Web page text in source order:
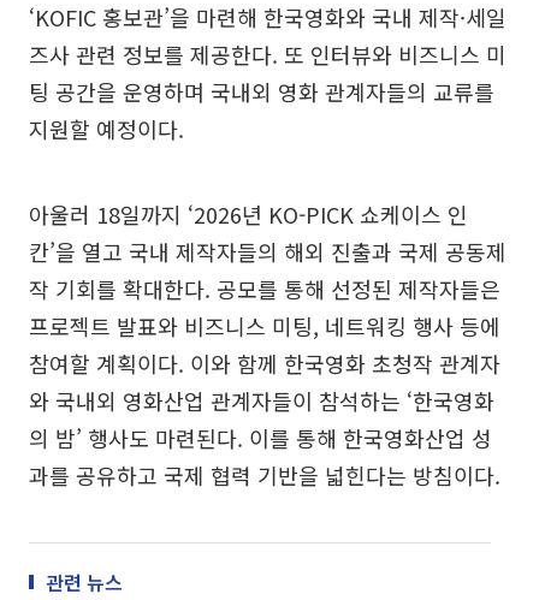
‘KOFIC 홍보관’을 마련해 한국영화와 국내 제작·세일
즈사 관련 정보를 제공한다. 또 인터뷰와 비즈니스 미
팅 공간을 운영하며 국내외 영화 관계자들의 교류를
지원할 예정이다.
아울러 18일까지 ‘2026년 KO-PICK 쇼케이스 인
칸’을 열고 국내 제작자들의 해외 진출과 국제 공동제
작 기회를 확대한다. 공모를 통해 선정된 제작자들은
프로젝트 발표와 비즈니스 미팅, 네트워킹 행사 등에
참여할 계획이다. 이와 함께 한국영화 초청작 관계자
와 국내외 영화산업 관계자들이 참석하는 ‘한국영화
의 밤’ 행사도 마련된다. 이를 통해 한국영화산업 성
과를 공유하고 국제 협력 기반을 넓힌다는 방침이다.
관련 뉴스